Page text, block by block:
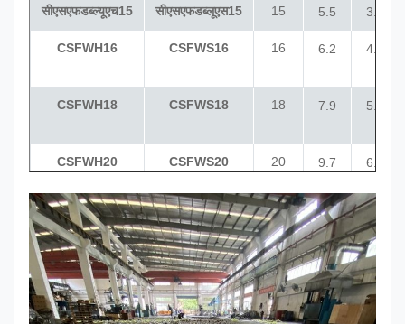
सीएसएफडब्ल्यूएच15 सीएसएफडब्लूएस15 15 5.5 3.9
CSFWH16 CSFWS16 16 6.2 4.4
CSFWH18 CSFWS18 18 7.9 5.6
CSFWH20 CSFWS20 20 9.7 6.9
CSFWH22 CSFWS22 22 11.8 8.4
CSFWH24 CSFWS24 24 14 10